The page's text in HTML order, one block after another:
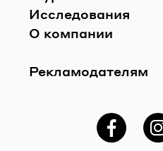
Исследования
О компании
Рекламодателям